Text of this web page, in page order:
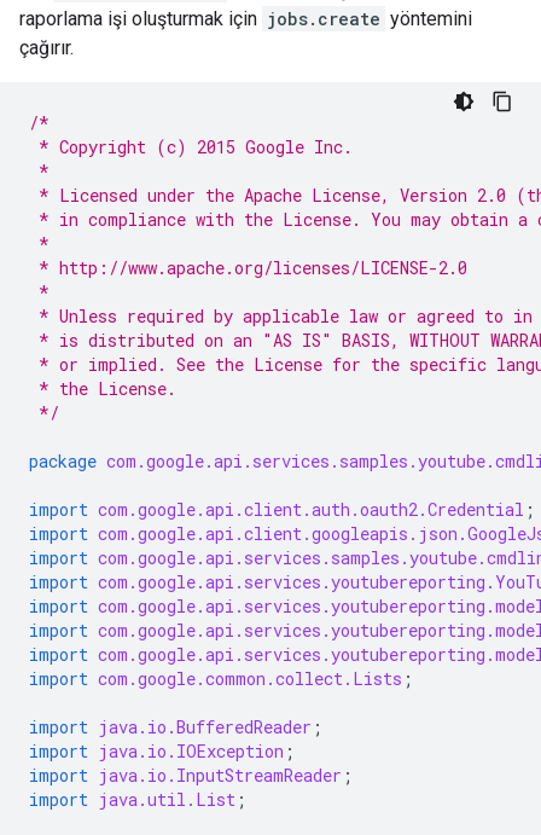
raporlama işi oluşturmak için jobs.create yöntemini
çağırır.
/*
* Copyright (c) 2015 Google Inc.
*
* Licensed under the Apache License, Version
* in compliance with the License. You may obtain
*
* http://www.apache.org/licenses/LICENSE-2.0
*
* Unless required by applicable law or agreed to
* is distributed on an "AS IS" BASIS, WITHOUT
* or implied. See the License for the specific
* the License.
*/
package
import com.google.api.client.auth.oauth2.Credential ;
import
import
import
import
import
import
import com.google.common.collect.Lists ;
import java.io.BufferedReader ;
import java.io.IOException ;
import java.io.InputStreamReader ;
import java.util.List ;